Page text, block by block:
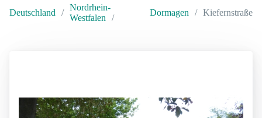
Deutschland
Nordrhein-
Westfalen
Dormagen Kiefernstraße